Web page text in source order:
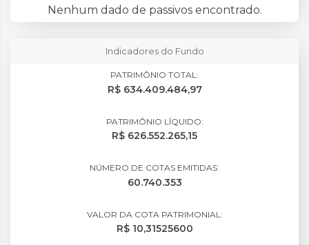
Nenhum dado de passivos encontrado.
Indicadores do Fundo
PATRIMÔNIO TOTAL:
R$ 634.409.484,97
PATRIMÔNIO LÍQUIDO:
R$ 626.552.265,15
NÚMERO DE COTAS EMITIDAS:
60.740.353
VALOR DA COTA PATRIMONIAL:
R$ 10,31525600